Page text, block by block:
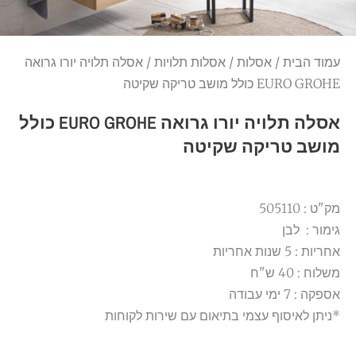
עמוד הבית / אסלות / אסלות תלויות / אסלה תלויה יורו גרואה
EURO GROHE כולל מושב טריקה שקיטה
אסלה תלויה יורו גרואה EURO GROHE כולל
מושב טריקה שקיטה
מק"ט : 505110
גימור : לבן
אחריות : 5 שנות אחריות
משלוח : 40 ש"ח
אספקה : 7 ימי עבודה
*ניתן לאיסוף עצמי בתיאום עם שירות לקוחות